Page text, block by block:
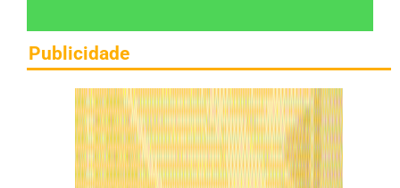
Publicidade